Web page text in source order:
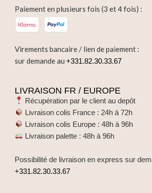
Paiement en plusieurs fois (3 et 4 fois) :
Virements bancaire / lien de paiement :
sur demande au +331.82.30.33.67
LIVRAISON FR / EUROPE
Récupération par le client au depôt
Livraison colis France : 24h à 72h
Livraison colis Europe : 48h à 96h
Livraison palette : 48h à 96h
Possibilité de livraison en express sur
+331.82.30.33.67